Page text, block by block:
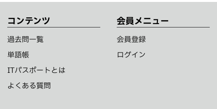
コンテンツ
過去問一覧
単語帳
ITパスポートとは
よくある質問
会員メニュー
会員登録
ログイン